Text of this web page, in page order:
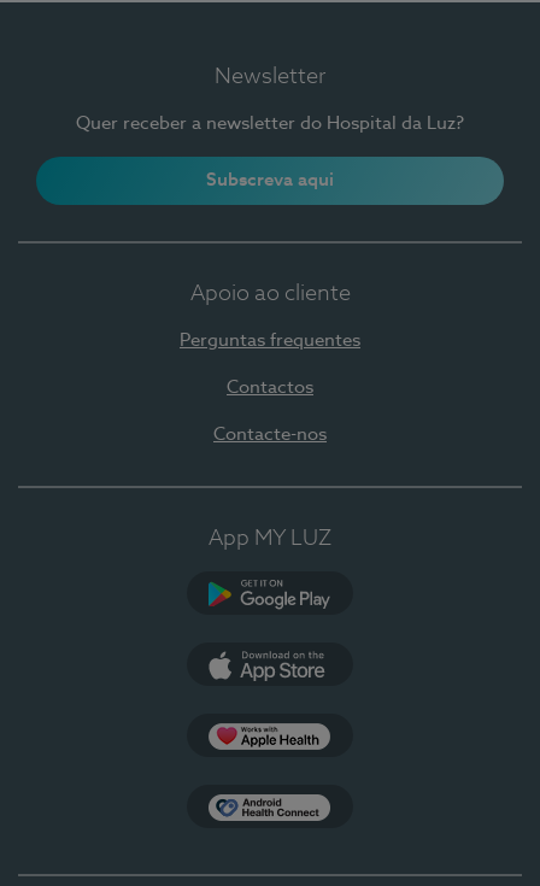
Newsletter
Quer receber a newsletter do Hospital da Luz?
Subscreva aqui
Apoio ao cliente
Perguntas frequentes
Contactos
Contacte-nos
App MY LUZ